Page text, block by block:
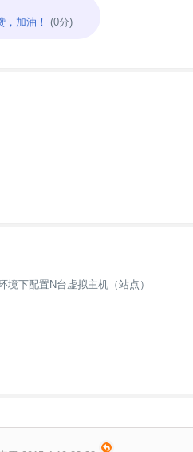
，加油！ (0分)
境下配置N台虚拟主机（站点）